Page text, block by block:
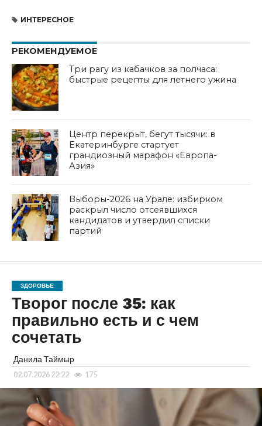
ИНТЕРЕСНОЕ
РЕКОМЕНДУЕМОЕ
Три рагу из кабачков за полчаса:
быстрые рецепты для летнего ужина
Центр перекрыт, бегут тысячи: в
Екатеринбурге стартует
грандиозный марафон «Европа-
Азия»
Выборы-2026 на Урале: избирком
раскрыл число отсеявшихся
кандидатов и утвердил списки
партий
ЗДОРОВЬЕ
Творог после 35: как
правильно есть и с чем
сочетать
Данила Таймыр
02.07.2026 22:22 175